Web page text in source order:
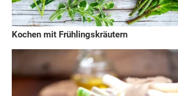
Kochen mit Frühlingskräutern